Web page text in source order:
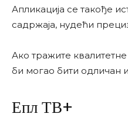
Апликација се такође
садржаја, нудећи
Ако тражите
би могао бити одличан
Епл ТВ+